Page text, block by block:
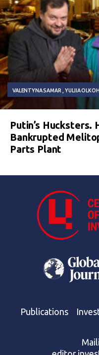
VALENTYNA SAMAR YULIIA
Putin’s Hucksters.
Bankrupted
Parts Plant
Publications